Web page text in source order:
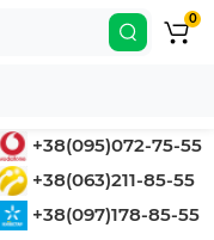
+38(095)072-75-55
+38(063)211-85-55
+38(097)178-85-55
0